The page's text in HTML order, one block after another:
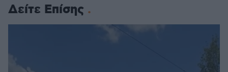
Δείτε Επίσης